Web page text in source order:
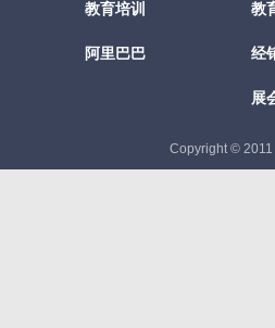
教育培训
阿里巴巴
教
经
展
Copyright © 2011